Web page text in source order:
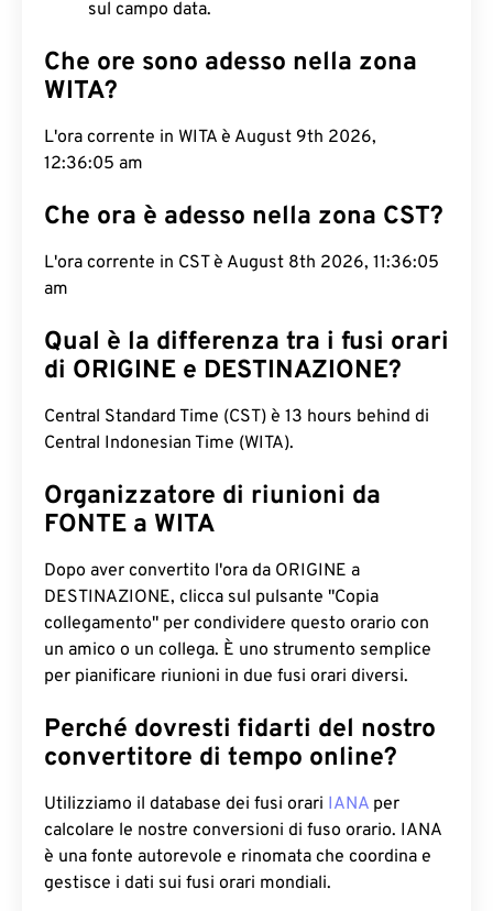
sul campo data.
Che ore sono adesso nella zona
WITA?
L'ora corrente in WITA è August 9th 2026,
12:36:06 am
Che ora è adesso nella zona CST?
L'ora corrente in CST è August 8th 2026, 11:36:06
am
Qual è la differenza tra i fusi orari
di ORIGINE e DESTINAZIONE?
Central Standard Time (CST) è 13 hours behind di
Central Indonesian Time (WITA).
Organizzatore di riunioni da
FONTE a WITA
Dopo aver convertito l'ora da ORIGINE a
DESTINAZIONE, clicca sul pulsante "Copia
collegamento" per condividere questo orario con
un amico o un collega. È uno strumento semplice
per pianificare riunioni in due fusi orari diversi.
Perché dovresti fidarti del nostro
convertitore di tempo online?
Utilizziamo il database dei fusi orari IANA per
calcolare le nostre conversioni di fuso orario. IANA
è una fonte autorevole e rinomata che coordina e
gestisce i dati sui fusi orari mondiali.